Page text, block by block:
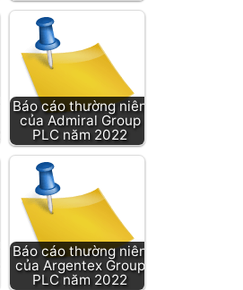
Báo cáo thường niên
của Admiral Group
PLC năm 2022
Báo cáo thường niên
của Argentex Group
PLC năm 2022